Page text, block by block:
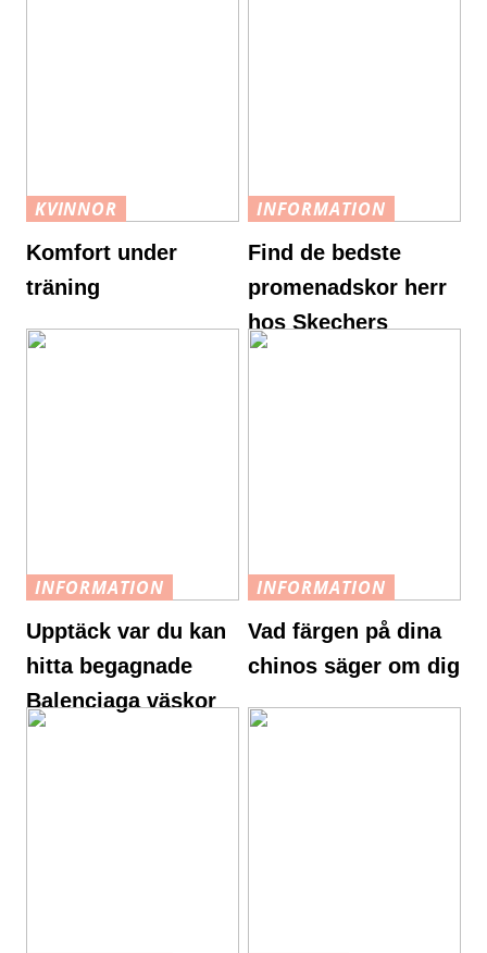
KVINNOR
Komfort under
träning
INFORMATION
Find de bedste
promenadskor herr
hos Skechers
INFORMATION
Upptäck var du kan
hitta begagnade
Balenciaga väskor
INFORMATION
Vad färgen på dina
chinos säger om dig